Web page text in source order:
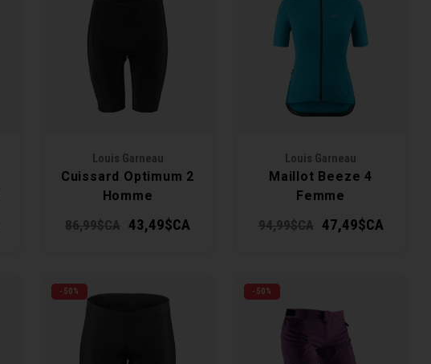
Louis Garneau
Cuissard Optimum 2
Homme
86,99$CA 43,49$CA
Louis Garneau
Maillot Beeze 4
Femme
94,99$CA 47,49$CA
-50% -50%